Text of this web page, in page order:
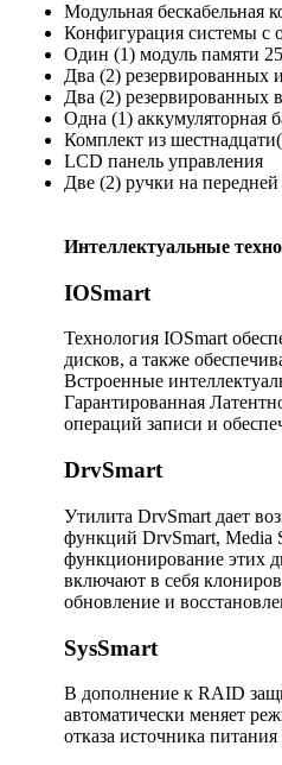
Модульная бескабельная
Конфигурация системы с
Один (1) модуль памяти
Два (2) резервированных
Два (2) резервированных
Одна (1) аккумуляторная
Комплект из
LCD панель управления
Две (2) ручки на
Интеллектуальные
IOSmart
Технология IOSmart
дисков, а также
Встроенные
Гарантированная
операций записи и
DrvSmart
Утилита DrvSmart дает
функций DrvSmart, Media
функционирование этих
включают в себя
обновление и
SysSmart
В дополнение к RAID
автоматически меняет
отказа источника